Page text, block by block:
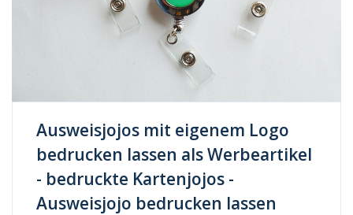
Ausweisjojos mit eigenem Logo
bedrucken lassen als Werbeartikel
- bedruckte Kartenjojos -
Ausweisjojo bedrucken lassen